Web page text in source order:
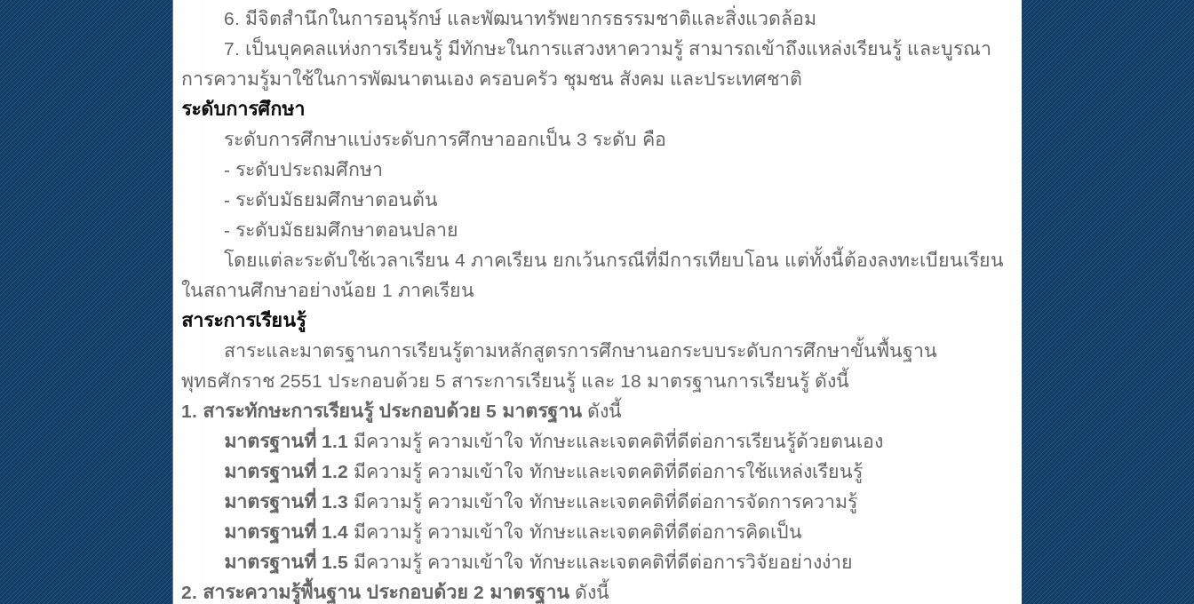
6. มีจิตสำนึกในการอนุรักษ์ และพัฒนาทรัพยากรธรรมชาติและสิ่งแวดล้อม
7. เป็นบุคคลแห่งการเรียนรู้ มีทักษะในการแสวงหาความรู้ สามารถเข้าถึงแหล่งเรียนรู้ และบูรณา
การความรู้มาใช้ในการพัฒนาตนเอง ครอบครัว ชุมชน สังคม และประเทศชาติ
ระดับการศึกษา
ระดับการศึกษาแบ่งระดับการศึกษาออกเป็น 3 ระดับ คือ
- ระดับประถมศึกษา
- ระดับมัธยมศึกษาตอนต้น
- ระดับมัธยมศึกษาตอนปลาย
โดยแต่ละระดับใช้เวลาเรียน 4 ภาคเรียน ยกเว้นกรณีที่มีการเทียบโอน แต่ทั้งนี้ต้องลงทะเบียนเรียน
ในสถานศึกษาอย่างน้อย 1 ภาคเรียน
สาระการเรียนรู้
สาระและมาตรฐานการเรียนรู้ตามหลักสูตรการศึกษานอกระบบระดับการศึกษาขั้นพื้นฐาน
พุทธศักราช 2551 ประกอบด้วย 5 สาระการเรียนรู้ และ 18 มาตรฐานการเรียนรู้ ดังนี้
1. สาระทักษะการเรียนรู้ ประกอบด้วย 5 มาตรฐาน ดังนี้
มาตรฐานที่ 1.1 มีความรู้ ความเข้าใจ ทักษะและเจตคติที่ดีต่อการเรียนรู้ด้วยตนเอง
มาตรฐานที่ 1.2 มีความรู้ ความเข้าใจ ทักษะและเจตคติที่ดีต่อการใช้แหล่งเรียนรู้
มาตรฐานที่ 1.3 มีความรู้ ความเข้าใจ ทักษะและเจตคติที่ดีต่อการจัดการความรู้
มาตรฐานที่ 1.4 มีความรู้ ความเข้าใจ ทักษะและเจตคติที่ดีต่อการคิดเป็น
มาตรฐานที่ 1.5 มีความรู้ ความเข้าใจ ทักษะและเจตคติที่ดีต่อการวิจัยอย่างง่าย
2. สาระความรู้พื้นฐาน ประกอบด้วย 2 มาตรฐาน ดังนี้